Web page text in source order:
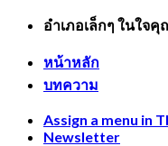
Skip
content
อำเภอเล็กๆ ในใจคุ
หน้าหลัก
บทความ
Assign a menu in
Newsletter